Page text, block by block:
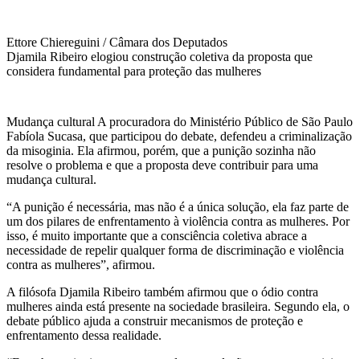
Ettore Chiereguini / Câmara dos Deputados
Djamila Ribeiro elogiou construção coletiva da proposta que
considera fundamental para proteção das mulheres
Mudança cultural A procuradora do Ministério Público de São Paulo
Fabíola Sucasa, que participou do debate, defendeu a criminalização
da misoginia. Ela afirmou, porém, que a punição sozinha não
resolve o problema e que a proposta deve contribuir para uma
mudança cultural.
“A punição é necessária, mas não é a única solução, ela faz parte de
um dos pilares de enfrentamento à violência contra as mulheres. Por
isso, é muito importante que a consciência coletiva abrace a
necessidade de repelir qualquer forma de discriminação e violência
contra as mulheres”, afirmou.
A filósofa Djamila Ribeiro também afirmou que o ódio contra
mulheres ainda está presente na sociedade brasileira. Segundo ela, o
debate público ajuda a construir mecanismos de proteção e
enfrentamento dessa realidade.